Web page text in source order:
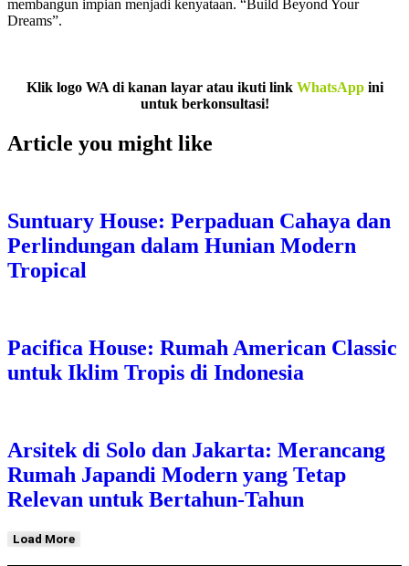
membangun impian menjadi kenyataan. “Build Beyond Your
Dreams”.
Klik logo WA di kanan layar atau ikuti link WhatsApp ini
untuk berkonsultasi!
Article you might like
Suntuary House: Perpaduan Cahaya dan
Perlindungan dalam Hunian Modern
Tropical
Pacifica House: Rumah American Classic
untuk Iklim Tropis di Indonesia
Arsitek di Solo dan Jakarta: Merancang
Rumah Japandi Modern yang Tetap
Relevan untuk Bertahun-Tahun
Load More